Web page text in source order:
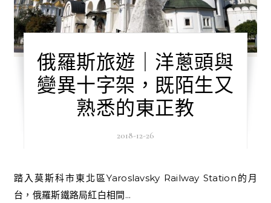
俄羅斯旅遊｜洋蔥頭與
變異十字架，既陌生又
熟悉的東正教
2018-12-26
踏入莫斯科市東北區Yaroslavsky Railway Station的月
台，俄羅斯鐵路局紅白相間...